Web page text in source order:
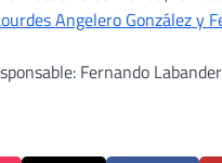
Angelero González y
Fernando